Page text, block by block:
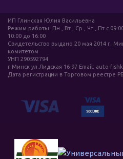
ИП Глинская Юлия Васильевна
Режим работы: Пн , Вт , Ср , Чт , Пт c
10:00 до 16:00
Свидетельство выдано 20 мая 2014 г.
комитетом
УНП 290592794
г.Минск ул.Лидская 16-97 Email: auto-
Дата регистрации в Торговом реестре